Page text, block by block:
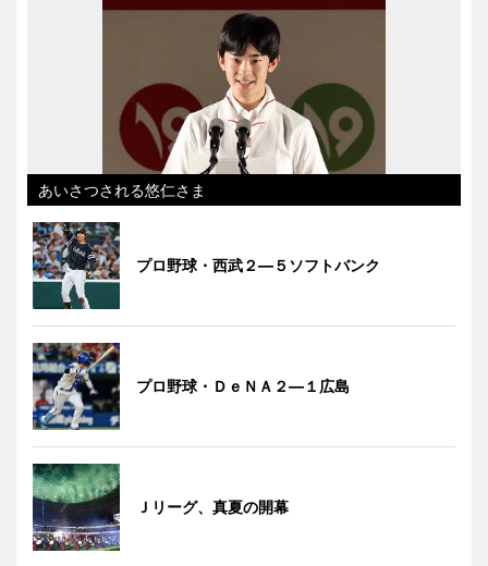
あいさつされる悠仁さま
プロ野球・西武２―５ソフトバンク
プロ野球・ＤｅＮＡ２―１広島
Ｊリーグ、真夏の開幕